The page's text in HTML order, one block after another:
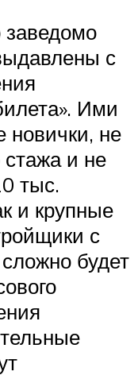
заведомо
с
Ими
новички, не
и не
тыс.
и крупные
с
будет